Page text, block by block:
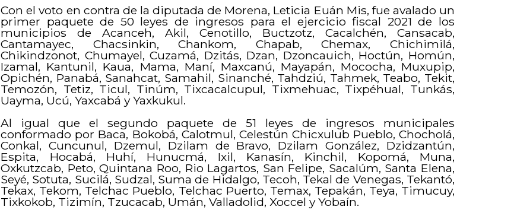
Con el voto en contra de la diputada de Morena, Leticia Euán Mis, fue avalado un
primer paquete de 50 leyes de ingresos para el ejercicio fiscal 2021 de los
municipios de Acanceh, Akil, Cenotillo, Buctzotz, Cacalchén, Cansacab,
Cantamayec, Chacsinkin, Chankom, Chapab, Chemax, Chichimilá,
Chikindzonot, Chumayel, Cuzamá, Dzitás, Dzan, Dzoncauich, Hoctún, Homún,
Izamal, Kantunil, Kaua, Mama, Maní, Maxcanú, Mayapán, Mococha, Muxupip,
Opichén, Panabá, Sanahcat, Samahil, Sinanché, Tahdziú, Tahmek, Teabo, Tekit,
Temozón, Tetiz, Ticul, Tinúm, Tixcacalcupul, Tixmehuac, Tixpéhual, Tunkás,
Uayma, Ucú, Yaxcabá y Yaxkukul.
Al igual que el segundo paquete de 51 leyes de ingresos municipales
conformado por Baca, Bokobá, Calotmul, Celestún Chicxulub Pueblo, Chocholá,
Conkal, Cuncunul, Dzemul, Dzilam de Bravo, Dzilam González, Dzidzantún,
Espita, Hocabá, Huhí, Hunucmá, Ixil, Kanasín, Kinchil, Kopomá, Muna,
Oxkutzcab, Peto, Quintana Roo, Rio Lagartos, San Felipe, Sacalúm, Santa Elena,
Seyé, Sotuta, Sucilá, Sudzal, Suma de Hidalgo, Tecoh, Tekal de Venegas, Tekantó,
Tekax, Tekom, Telchac Pueblo, Telchac Puerto, Temax, Tepakán, Teya, Timucuy,
Tixkokob, Tizimín, Tzucacab, Umán, Valladolid, Xoccel y Yobaín.